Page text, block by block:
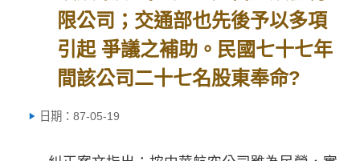
限公司；交通部也先後予以多項
引起 爭議之補助。民國七十七年
間該公司二十七名股東奉命?
日期：87-05-19